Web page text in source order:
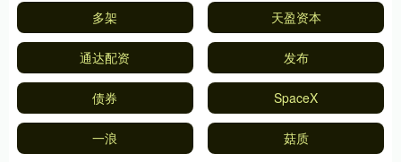
多架 天盈资本
通达配资 发布
债券 SpaceX
一浪 菇质